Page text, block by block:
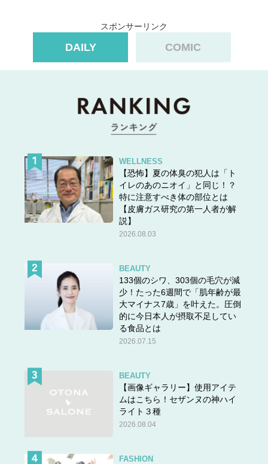
スポンサーリンク
DAILY COMIC
WELLNESS
【恐怖】夏の体臭の犯人は「ト
イレのあのニオイ」と同じ！？
特に注意すべき体の部位とは
【皮膚ガス研究の第一人者が解
説】
2026.08.03
BEAUTY
133個のシワ、303個の毛穴が減
少！たった6週間で「肌年齢が最
大マイナス7歳」を叶えた。圧倒
的に今日本人が摂取不足してい
る食品とは
2026.07.15
BEAUTY
【画像ギャラリー】使用アイテ
ムはこちら！セザンヌの神ハイ
ライト３種
2026.08.04
FASHION